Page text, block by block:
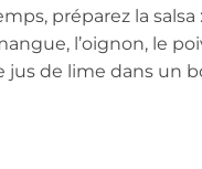
préparez la salsa :
l’oignon, le
jus de lime dans un